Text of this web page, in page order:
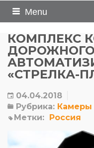
Menu
КОМПЛЕКС
«СТРЕЛКА-
04.04.2018
Рубрика:
Метки: Россия